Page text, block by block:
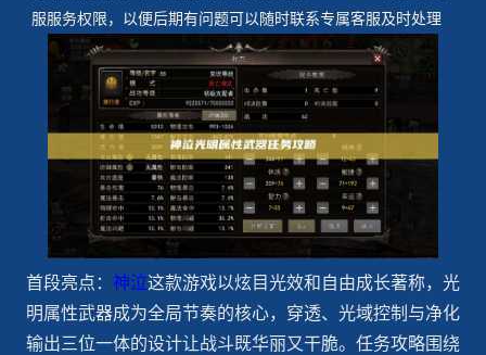
服服务权限，以便后期有问题可以随时联系专属客服及时处理
首段亮点： 神泣这款游戏以炫目光效和自由成长著称，光
明属性武器成为全局节奏的核心，穿透、光域控制与净化
输出三位一体的设计让战斗既华丽又干脆。任务攻略围绕